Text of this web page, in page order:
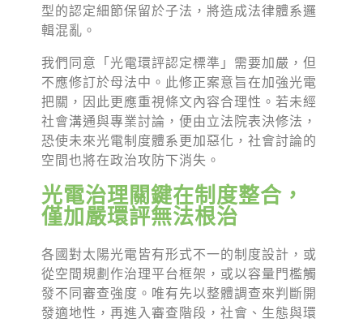
型的認定細節保留於子法，將造成法律體系邏
輯混亂。
我們同意「光電環評認定標準」需要加嚴，但
不應修訂於母法中。此修正案意旨在加強光電
把關，因此更應重視條文內容合理性。若未經
社會溝通與專業討論，便由立法院表決修法，
恐使未來光電制度體系更加惡化，社會討論的
空間也將在政治攻防下消失。
光電治理關鍵在制度整合，
僅加嚴環評無法根治
各國對太陽光電皆有形式不一的制度設計，或
從空間規劃作治理平台框架，或以容量門檻觸
發不同審查強度。唯有先以整體調查來判斷開
發適地性，再進入審查階段，社會、生態與環